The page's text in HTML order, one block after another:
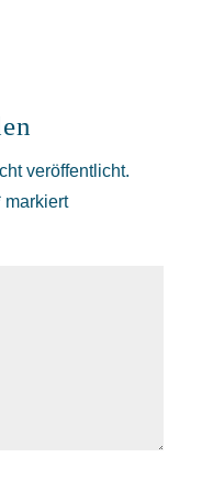
veröffentlicht.
markiert